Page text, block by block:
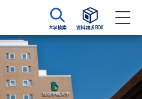
大学検索 資料請求BOX